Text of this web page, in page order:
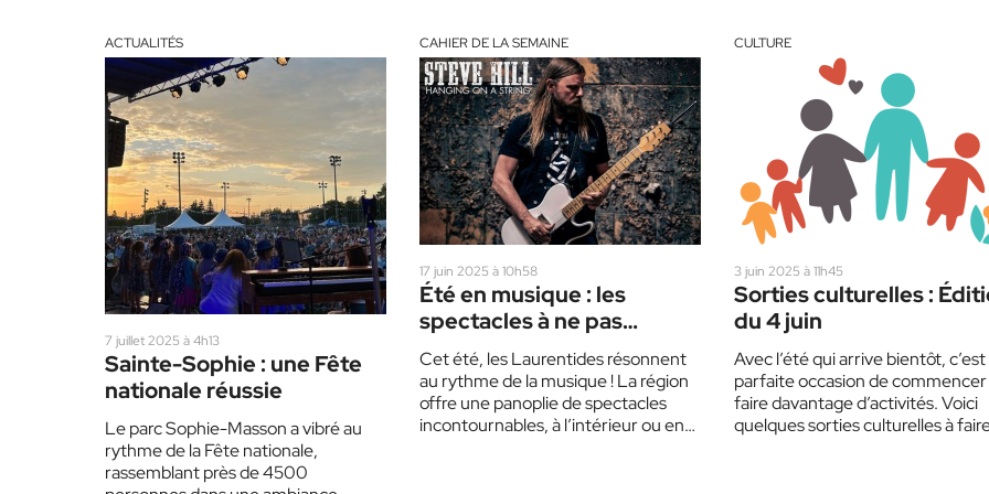
ACTUALITÉS
7 juillet 2025 à 4h13
Sainte-Sophie : une Fête
nationale réussie
Le parc Sophie-Masson a vibré au
rythme de la Fête nationale,
rassemblant près de 4500
CAHIER DE LA SEMAINE
17 juin 2025 à 10h58
Été en musique : les
spectacles à ne pas
manquer dans les
Laurentides
Cet été, les Laurentides résonnent
au rythme de la musique ! La région
offre une panoplie de spectacles
incontournables, à l’intérieur ou en
CULTURE
3 juin 2025 à 11h45
Sorties culturelles :
du 4 juin
Avec l’été qui arrive bientôt, c’est
parfaite occasion de commencer
faire davantage d’activités. Voici
quelques sorties culturelles à